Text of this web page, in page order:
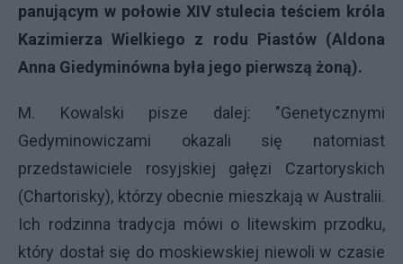
panującym w połowie XIV stulecia teściem króla
Kazimierza Wielkiego z rodu Piastów (Aldona
Anna Giedyminówna była jego pierwszą żoną).
M. Kowalski pisze dalej: "Genetycznymi
Gedyminowiczami okazali się natomiast
przedstawiciele rosyjskiej gałęzi Czartoryskich
(Chartorisky), którzy obecnie mieszkają w Australii.
Ich rodzinna tradycja mówi o litewskim przodku,
który dostał się do moskiewskiej niewoli w czasie